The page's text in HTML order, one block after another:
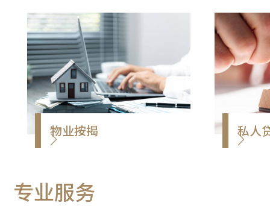
由受
托资产
认证。
3. 慈
帮助家
赠，
维护家
物业按揭
资金，让您更灵活自主理财。
私人
专业服务